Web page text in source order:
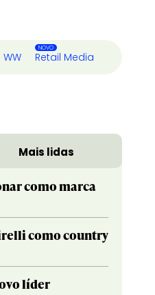
Retail Media
Mais lidas
como marca
como country
líder